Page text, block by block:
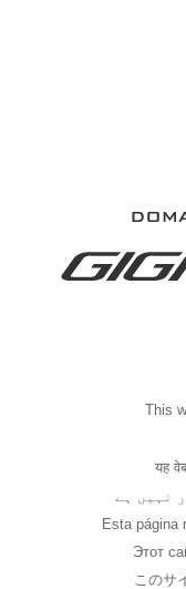
This
यह
نہیں ہے
Esta página
Этот
このサ